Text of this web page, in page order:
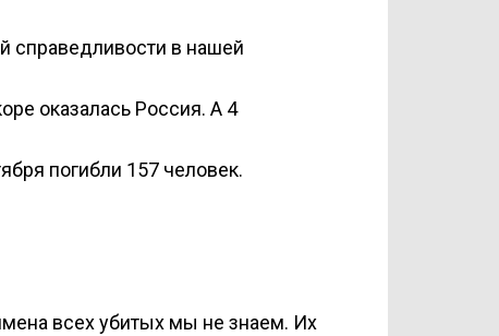
справедливости в нашей
оказалась Россия. А 4
погибли 157 человек.
всех убитых мы не знаем. Их